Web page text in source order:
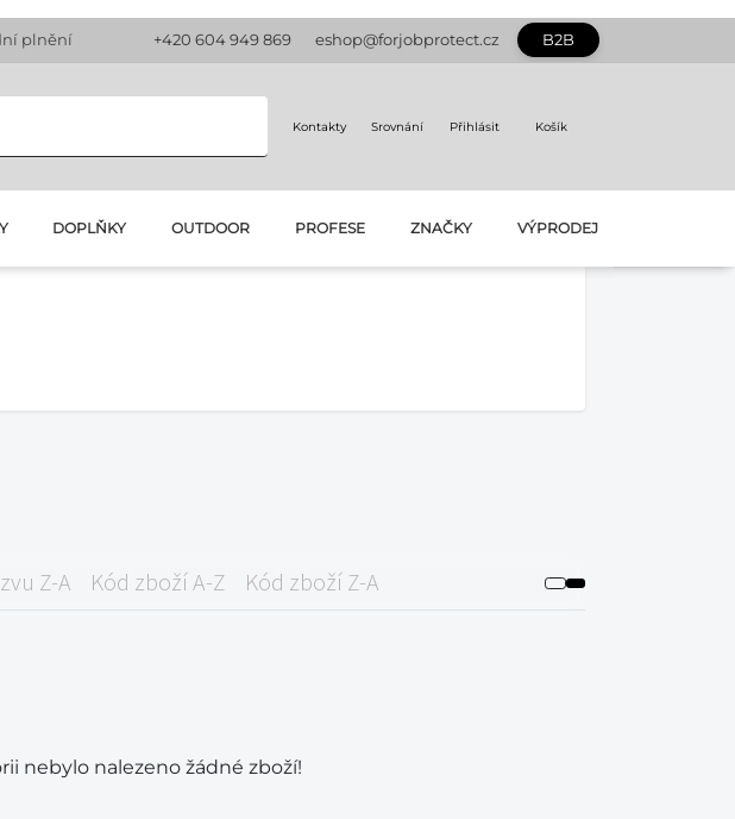
plnění +420 604 949 869 eshop@forjobprotect.cz B2B
Kontakty Srovnání Přihlásit Košík
DOPLŇKY OUTDOOR PROFESE ZNAČKY VÝPRODEJ
Z-A Kód zboží A-Z Kód zboží Z-A
nebylo nalezeno žádné zboží!